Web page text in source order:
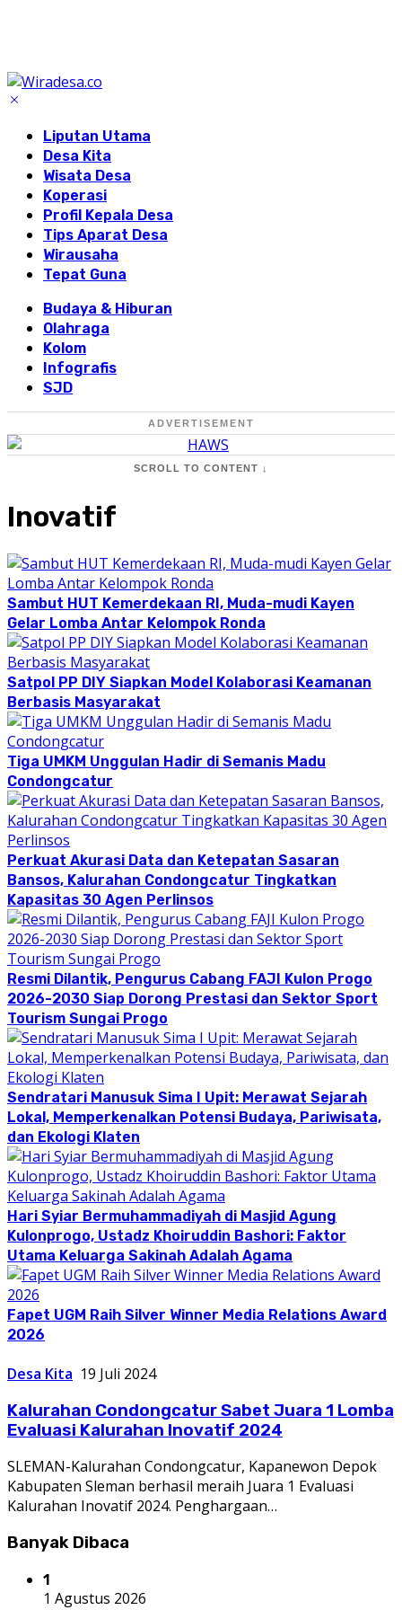
Liputan Utama
Desa Kita
Wisata Desa
Koperasi
Profil Kepala Desa
Tips Aparat Desa
Wirausaha
Tepat Guna
Budaya & Hiburan
Olahraga
Kolom
Infografis
SJD
ADVERTISEMENT
SCROLL TO CONTENT ↓
Inovatif
Sambut HUT Kemerdekaan RI, Muda-mudi Kayen
Gelar Lomba Antar Kelompok Ronda
Satpol PP DIY Siapkan Model Kolaborasi Keamanan
Berbasis Masyarakat
Tiga UMKM Unggulan Hadir di Semanis Madu
Condongcatur
Perkuat Akurasi Data dan Ketepatan Sasaran
Bansos, Kalurahan Condongcatur Tingkatkan
Kapasitas 30 Agen Perlinsos
Resmi Dilantik, Pengurus Cabang FAJI Kulon Progo
2026-2030 Siap Dorong Prestasi dan Sektor Sport
Tourism Sungai Progo
Sendratari Manusuk Sima I Upit: Merawat Sejarah
Lokal, Memperkenalkan Potensi Budaya, Pariwisata,
dan Ekologi Klaten
Hari Syiar Bermuhammadiyah di Masjid Agung
Kulonprogo, Ustadz Khoiruddin Bashori: Faktor
Utama Keluarga Sakinah Adalah Agama
Fapet UGM Raih Silver Winner Media Relations Award
2026
Desa Kita 19 Juli 2024
Kalurahan Condongcatur Sabet Juara 1 Lomba
Evaluasi Kalurahan Inovatif 2024
SLEMAN-Kalurahan Condongcatur, Kapanewon Depok
Kabupaten Sleman berhasil meraih Juara 1 Evaluasi
Kalurahan Inovatif 2024. Penghargaan…
Banyak Dibaca
1
1 Agustus 2026